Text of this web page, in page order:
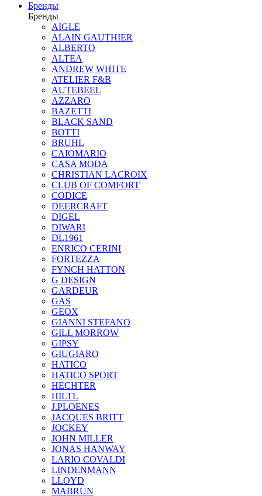
Бренды
Бренды
AIGLE
ALAIN GAUTHIER
ALBERTO
ALTEA
ANDREW WHITE
ATELIER F&B
AUTEBEEL
AZZARO
BAZETTI
BLACK SAND
BOTTI
BRUHL
CAIOMARIO
CASA MODA
CHRISTIAN LACROIX
CLUB OF COMFORT
CODICE
DEERCRAFT
DIGEL
DIWARI
DL1961
ENRICO CERINI
FORTEZZA
FYNCH HATTON
G DESIGN
GARDEUR
GAS
GEOX
GIANNI STEFANO
GILL MORROW
GIPSY
GIUGIARO
HATICO
HATICO SPORT
HECHTER
HILTL
J.PLOENES
JAСQUES BRITT
JOCKEY
JOHN MILLER
JONAS HANWAY
LARIO COVALDI
LINDENMANN
LLOYD
MABRUN